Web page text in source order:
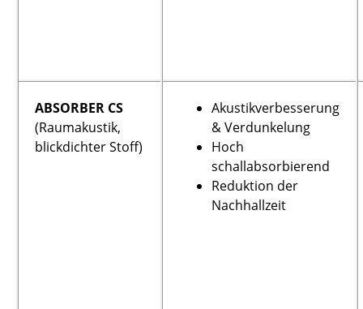
ABSORBER CS
(Raumakustik,
blickdichter Stoff)
Akustikverbesserung
& Verdunkelung
Hoch
schallabsorbierend
Reduktion der
Nachhallzeit